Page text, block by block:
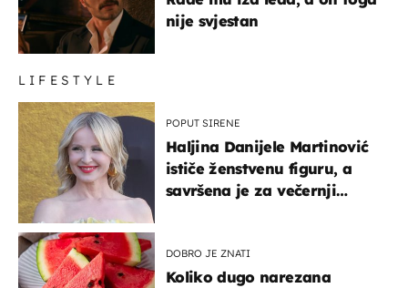
nije svjestan
LIFESTYLE
POPUT SIRENE
Haljina Danijele Martinović
ističe ženstvenu figuru, a
savršena je za večernji
DOBRO JE ZNATI
Koliko dugo narezana